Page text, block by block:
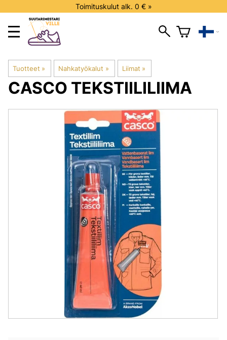
Toimituskulut alk. 0 € »
Tuotteet ‪» Nahkatyökalut ‪» Liimat ‪»
CASCO TEKSTIILILIIMA